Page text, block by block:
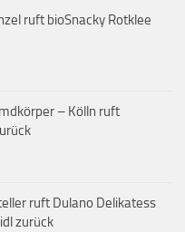
ruft bioSnacky Rotklee
– Kölln ruft
ruft Dulano Delikatess
zurück